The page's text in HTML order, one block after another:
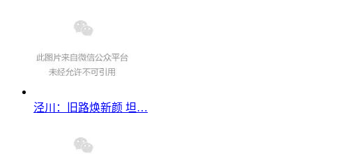
泾川：旧路焕新颜 坦…